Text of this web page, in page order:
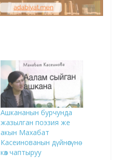
Ашкананын бурчунда
жазылган поэзия же
акын Махабат
Касеинованын дүйнөсүнө
көз чаптыруу